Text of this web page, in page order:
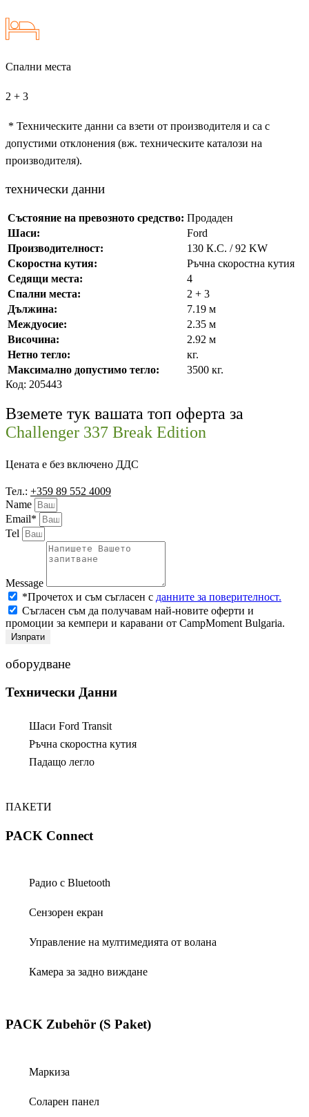
Спални места
2 + 3
* Техническите данни са взети от производителя и са с
допустими отклонения (вж. техническите каталози на
производителя).
технически данни
Състояние на превозното средство: Продаден
Шаси:
Ford
Производителност:
130 К.С. / 92 KW
Скоростна кутия:
Ръчна скоростна кутия
Седящи места:
4
Спални места:
2 + 3
Дължина:
7.19 м
Междуосие:
2.35 м
Височина:
2.92 м
Нетно тегло:
кг.
Максимално допустимо тегло:
3500 кг.
Код: 205443
Вземете тук вашата топ оферта за
Challenger 337 Break Edition
Цената е без включено ДДС
Тел.: +359 89 552 4009
Name
Email*
Tel
Message
*Прочетох и съм съгласен с данните за поверителност.
Съгласен съм да получавам най-новите оферти и
промоции за кемпери и каравани от CampMoment Bulgaria.
Изпрати
оборудване
Технически Данни
Шаси Ford Transit
Ръчна скоростна кутия
Падащо легло
ПАКЕТИ
PACK Connect
Радио с Bluetooth
Сензорен екран
Управление на мултимедията от волана
Камера за задно виждане
PACK Zubehör (S Paket)
Маркиза
Соларен панел